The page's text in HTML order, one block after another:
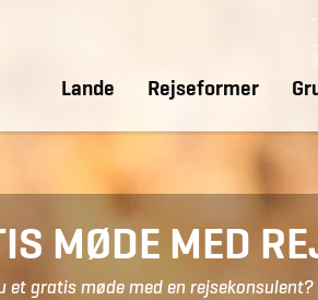
Lande Rejseformer
MØDE MED
et gratis møde med en rejsekonsulent?